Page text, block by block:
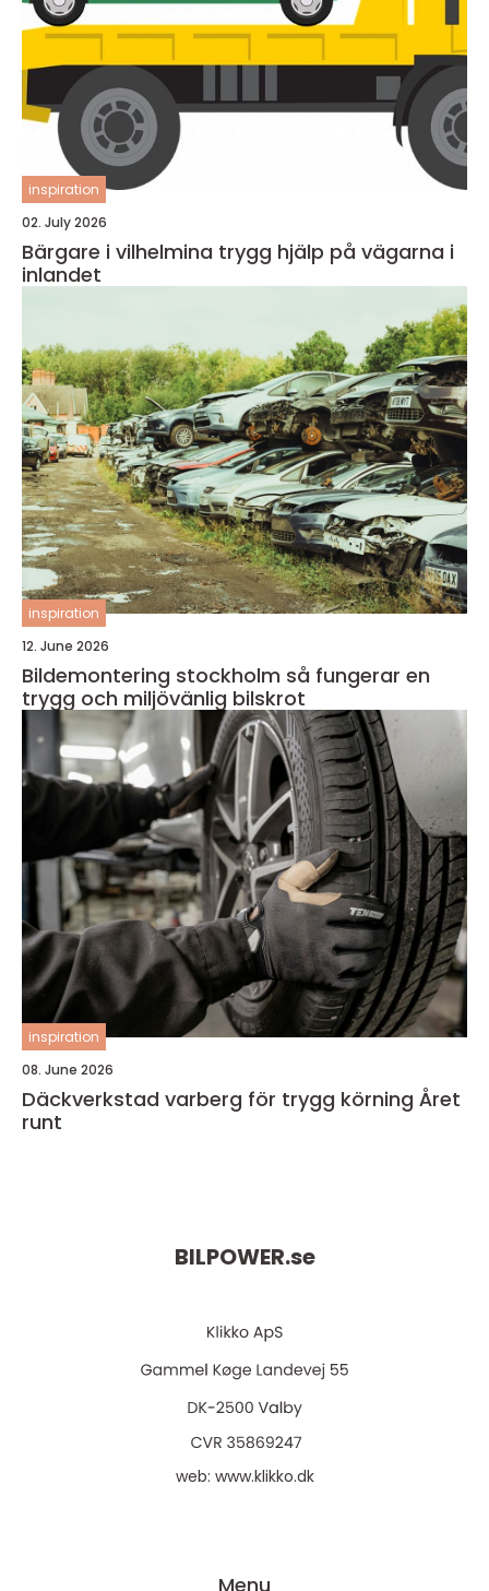
inspiration
02. July 2026
Bärgare i vilhelmina trygg hjälp på vägarna i
inlandet
inspiration
12. June 2026
Bildemontering stockholm så fungerar en
trygg och miljövänlig bilskrot
inspiration
08. June 2026
Däckverkstad varberg för trygg körning Året
runt
BILPOWER.se
web: www.klikko.dk
Menu